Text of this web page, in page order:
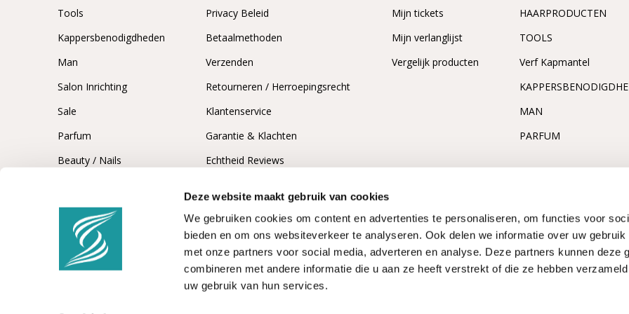
Deze website maakt gebruik van cookies
We gebruiken cookies om content en advertenties te personaliseren, om functies voor
bieden en om ons websiteverkeer te analyseren. Ook delen we informatie over uw
met onze partners voor social media, adverteren en analyse. Deze partners kunnen deze
combineren met andere informatie die u aan ze heeft verstrekt of die ze hebben
uw gebruik van hun services.
Stress en hormonale
Blootstelling aan hitte of UV-straling
Door te kiezen voor een
hydrateren kunnen veel mensen gebruik
kalmerende ingrediënten, waaronder
irritatie verminderd die er eventueel
Tools
Kappersbenodigdheden
Man
Salon Inrichting
Sale
Parfum
Beauty / Nails
Privacy Beleid
Betaalmethoden
Verzenden
Retourneren / Herroepingsrecht
Klantenservice
Garantie & Klachten
Echtheid Reviews
Mijn tickets
Mijn verlanglijst
Vergelijk producten
HAARPRODUCTEN
TOOLS
Verf Kapmantel
MAN
PARFUM